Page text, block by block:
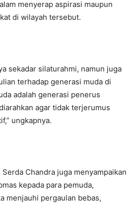
menyerap aspirasi maupun
di wilayah tersebut.
sekadar silaturahmi, namun juga
terhadap generasi muda di
adalah generasi penerus
agar tidak terjerumus
ungkapnya.
Chandra juga menyampaikan
kepada para pemuda,
menjauhi pergaulan bebas,